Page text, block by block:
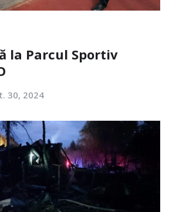
la Parcul Sportiv
30, 2024